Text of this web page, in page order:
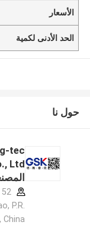
الأسعار
الحد الأدنى لكمية
حول نا
tec
P.R.
China ,الصين